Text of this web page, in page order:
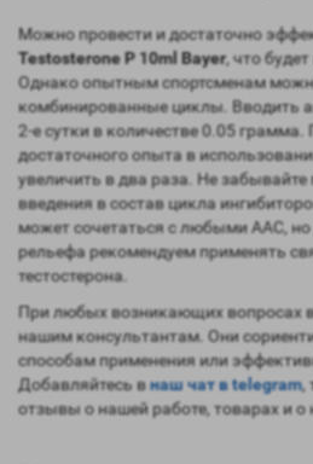
Можно провести и достаточно
Testosterone P 10ml Bayer, что
Однако опытным спортсменам
комбинированные циклы. Вводить
2-е сутки в количестве 0.05
достаточного опыта в
увеличить в два раза. Не
введения в состав цикла
может сочетаться с любыми ААС,
рельефа рекомендуем применять
тестостерона.
При любых возникающих вопросах
нашим консультантам. Они
способам применения или
Добавляйтесь внаш чат в telegram,
отзывы о нашей работе, товарах и о